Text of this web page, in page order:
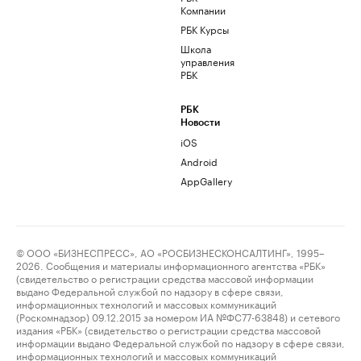
Компании
РБК Курсы
Школа
управления
РБК
РБК
Новости
iOS
Android
AppGallery
© ООО «БИЗНЕСПРЕСС», АО «РОСБИЗНЕСКОНСАЛТИНГ», 1995–
2026. Сообщения и материалы информационного агентства «РБК»
(свидетельство о регистрации средства массовой информации
выдано Федеральной службой по надзору в сфере связи,
информационных технологий и массовых коммуникаций
(Роскомнадзор) 09.12.2015 за номером ИА №ФС77-63848) и сетевого
издания «РБК» (свидетельство о регистрации средства массовой
информации выдано Федеральной службой по надзору в сфере связи,
информационных технологий и массовых коммуникаций